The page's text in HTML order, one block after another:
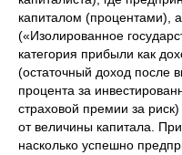
капиталом (процентами),
(«Изолированное
категория прибыли как
(остаточный доход после
процента за
страховой премии за
от величины капитала.
насколько успешно